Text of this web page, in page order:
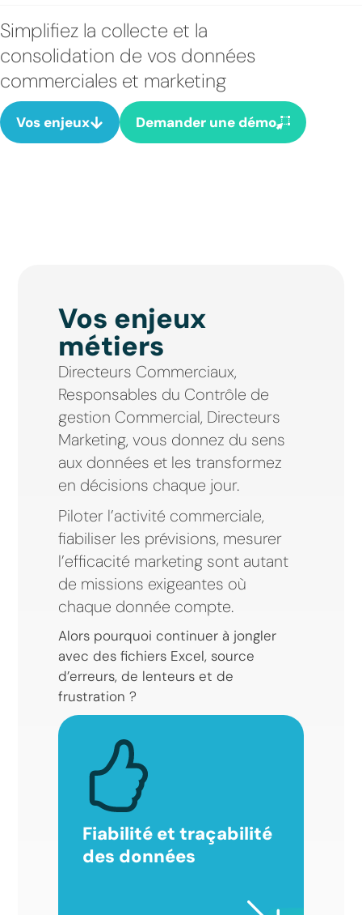
Simplifiez la collecte et la
consolidation de vos données
commerciales et marketing
Vos enjeux Demander une démo
Vos enjeux
métiers
Directeurs Commerciaux,
Responsables du Contrôle de
gestion Commercial, Directeurs
Marketing, vous donnez du sens
aux données et les transformez
en décisions chaque jour.
Piloter l’activité commerciale,
fiabiliser les prévisions, mesurer
l’efficacité marketing sont autant
de missions exigeantes où
chaque donnée compte.
Alors pourquoi continuer à jongler
avec des fichiers Excel, source
d’erreurs, de lenteurs et de
frustration ?
Fiabilité et traçabilité
des données